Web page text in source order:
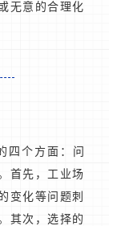
无意的合理化
四个方面：问
首先，工业场
变化等问题刺
其次，选择的